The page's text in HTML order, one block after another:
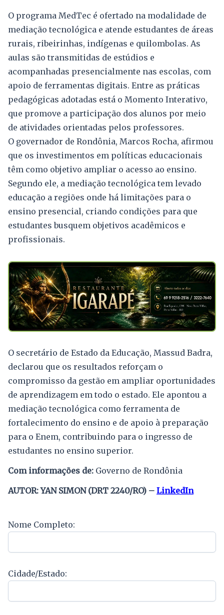
O programa MedTec é ofertado na modalidade de
mediação tecnológica e atende estudantes de áreas
rurais, ribeirinhas, indígenas e quilombolas. As
aulas são transmitidas de estúdios e
acompanhadas presencialmente nas escolas, com
apoio de ferramentas digitais. Entre as práticas
pedagógicas adotadas está o Momento Interativo,
que promove a participação dos alunos por meio
de atividades orientadas pelos professores.
O governador de Rondônia, Marcos Rocha, afirmou
que os investimentos em políticas educacionais
têm como objetivo ampliar o acesso ao ensino.
Segundo ele, a mediação tecnológica tem levado
educação a regiões onde há limitações para o
ensino presencial, criando condições para que
estudantes busquem objetivos acadêmicos e
profissionais.
O secretário de Estado da Educação, Massud Badra,
declarou que os resultados reforçam o
compromisso da gestão em ampliar oportunidades
de aprendizagem em todo o estado. Ele apontou a
mediação tecnológica como ferramenta de
fortalecimento do ensino e de apoio à preparação
para o Enem, contribuindo para o ingresso de
estudantes no ensino superior.
Com informações de: Governo de Rondônia
AUTOR: YAN SIMON (DRT 2240/RO) – LinkedIn
Nome Completo:
Cidade/Estado: